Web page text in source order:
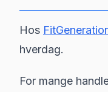
Hos
hverdag.
For mange